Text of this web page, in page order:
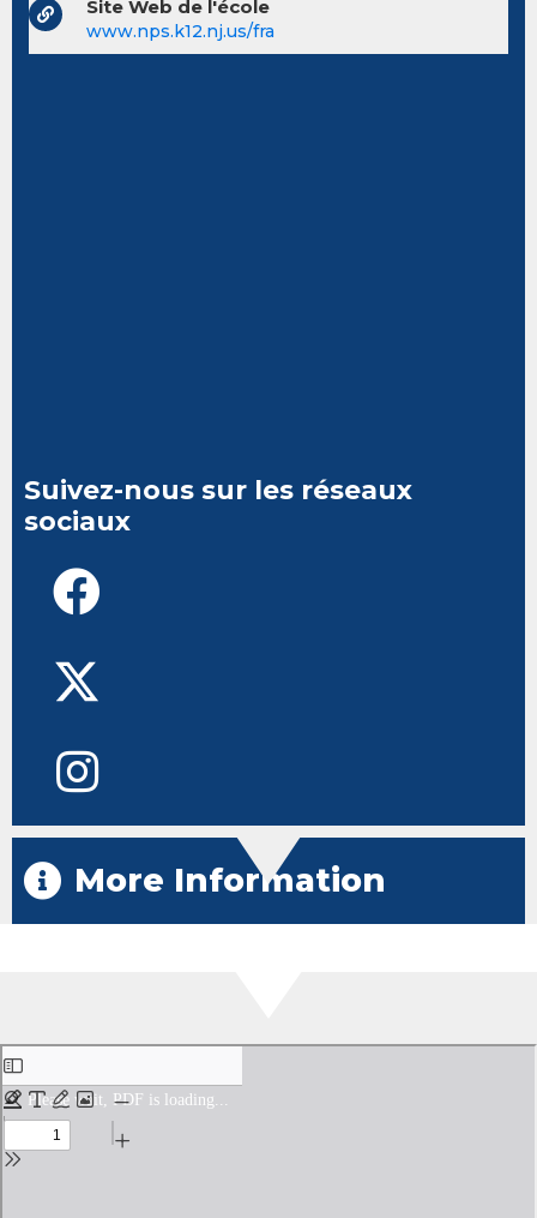
Site Web de l'école
www.nps.k12.nj.us/fra
Suivez-nous sur les réseaux
sociaux
More Information